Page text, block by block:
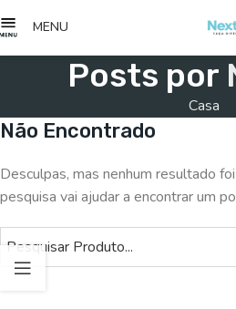
MENU
Posts por
Casa
Não Encontrado
Desculpas, mas nenhum resultado
pesquisa vai ajudar a encontrar um